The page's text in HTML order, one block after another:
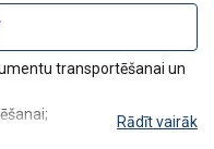
transportēšanai un
Rādīt vairāk